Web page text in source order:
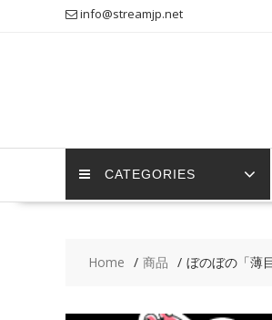
info@streamjp.net
CATEGORIES
Home 商品 ぼのぼの「薄